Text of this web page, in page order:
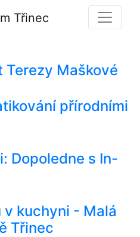
Terezy Maškové
přírodními
Dopoledne s In-
v kuchyni - Malá
Třinec